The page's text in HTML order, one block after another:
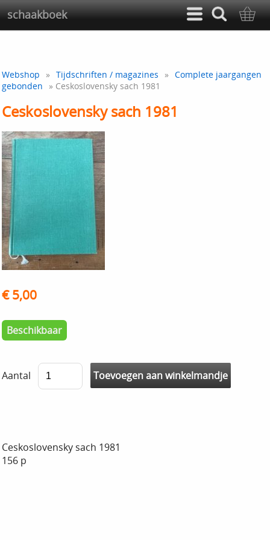
schaakboek
Webshop » Tijdschriften / magazines » Complete jaargangen
gebonden
» Ceskoslovensky sach 1981
Ceskoslovensky sach 1981
€ 5,00
Beschikbaar
Aantal
Ceskoslovensky sach 1981
156 p